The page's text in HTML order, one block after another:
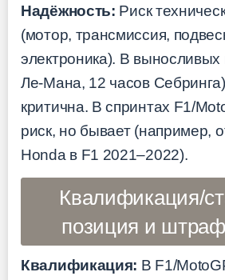
Надёжность: Риск
(мотор, трансмиссия,
электроника). В выносливых
Ле-Мана, 12 часов
критична. В спринтах F1/
риск, но бывает (например,
Honda в F1 2021–2022).
Квалификация/
позиция и
Квалификация: В F1/